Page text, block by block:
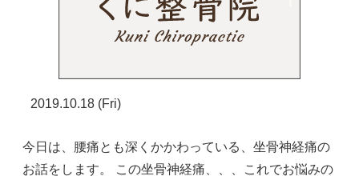
2019.10.18 (Fri)
今日は、腰痛とも深くかかわっている、坐骨神経痛の
お話をします。 この坐骨神経痛、、、これでお悩みの